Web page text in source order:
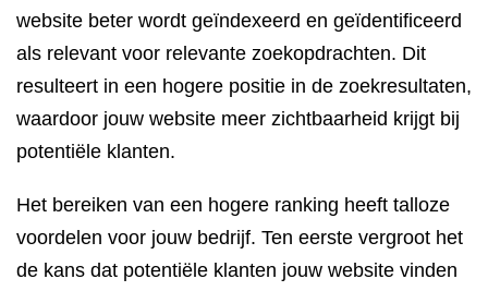
website beter wordt geïndexeerd en geïdentificeerd
als relevant voor relevante zoekopdrachten. Dit
resulteert in een hogere positie in de zoekresultaten,
waardoor jouw website meer zichtbaarheid krijgt bij
potentiële klanten.
Het bereiken van een hogere ranking heeft talloze
voordelen voor jouw bedrijf. Ten eerste vergroot het
de kans dat potentiële klanten jouw website vinden